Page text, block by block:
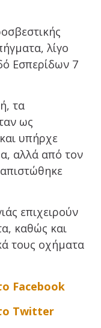
λίγο
Εσπερίδων 7
τα
ως
υπήρχε
αλλά από τον
επιχειρούν
καθώς και
τους οχήματα
Facebook
Twitter